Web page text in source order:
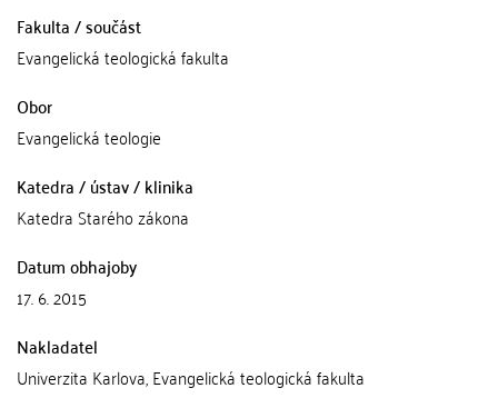
Fakulta / součást
Evangelická teologická fakulta
Obor
Evangelická teologie
Katedra / ústav / klinika
Katedra Starého zákona
Datum obhajoby
17. 6. 2015
Nakladatel
Univerzita Karlova, Evangelická teologická fakulta